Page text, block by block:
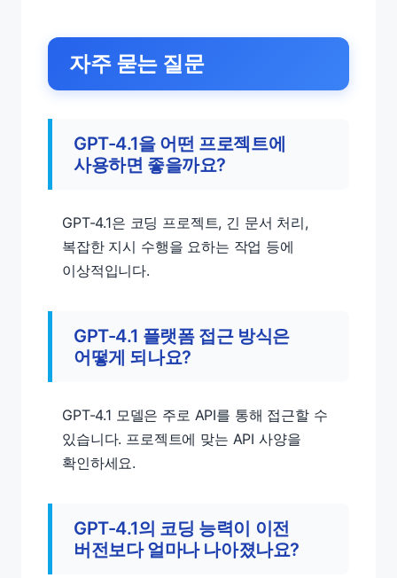
자주 묻는 질문
GPT-4.1을 어떤 프로젝트에
사용하면 좋을까요?
GPT-4.1은 코딩 프로젝트, 긴 문서 처리,
복잡한 지시 수행을 요하는 작업 등에
이상적입니다.
GPT-4.1 플랫폼 접근 방식은
어떻게 되나요?
GPT-4.1 모델은 주로 API를 통해 접근할 수
있습니다. 프로젝트에 맞는 API 사양을
확인하세요.
GPT-4.1의 코딩 능력이 이전
버전보다 얼마나 나아졌나요?